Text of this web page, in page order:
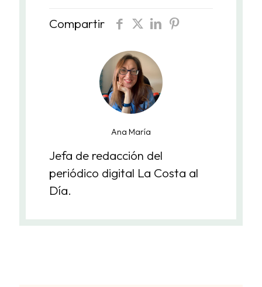
Compartir
Ana María
Jefa de redacción del
periódico digital La Costa al
Día.